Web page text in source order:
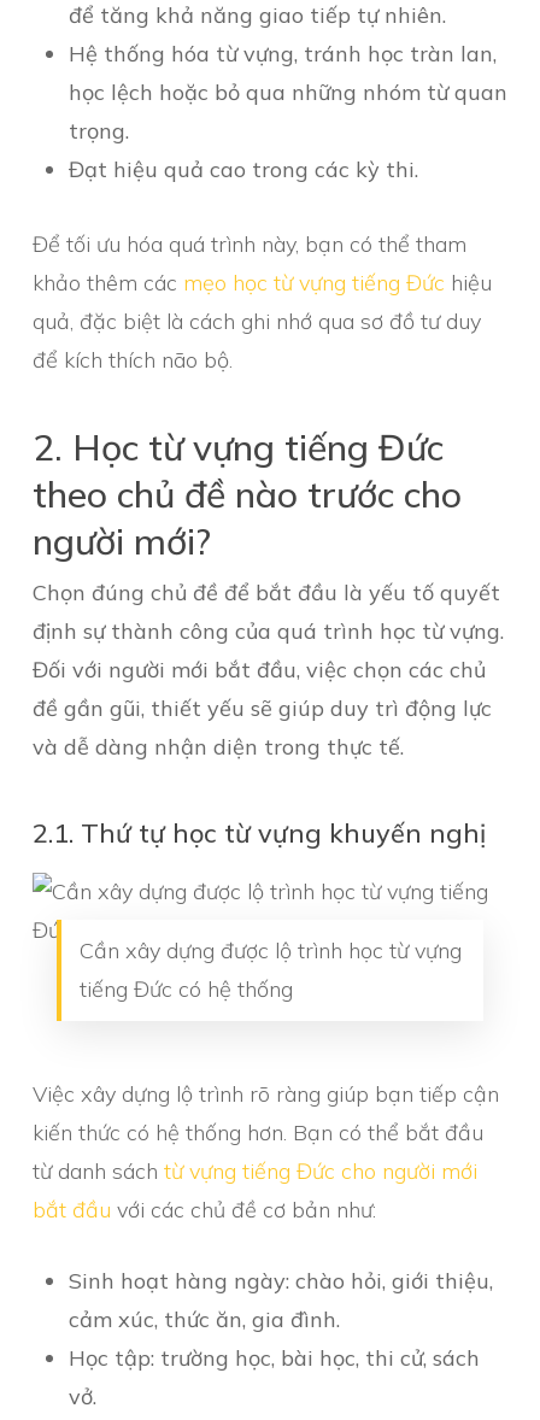
để tăng khả năng giao tiếp tự nhiên.
Hệ thống hóa từ vựng, tránh học tràn lan,
học lệch hoặc bỏ qua những nhóm từ quan
trọng.
Đạt hiệu quả cao trong các kỳ thi.
Để tối ưu hóa quá trình này, bạn có thể tham
khảo thêm các mẹo học từ vựng tiếng Đức hiệu
quả, đặc biệt là cách ghi nhớ qua sơ đồ tư duy
để kích thích não bộ.
2. Học từ vựng tiếng Đức
theo chủ đề nào trước cho
người mới?
Chọn đúng chủ đề để bắt đầu là yếu tố quyết
định sự thành công của quá trình học từ vựng.
Đối với người mới bắt đầu, việc chọn các chủ
đề gần gũi, thiết yếu sẽ giúp duy trì động lực
và dễ dàng nhận diện trong thực tế.
2.1. Thứ tự học từ vựng khuyến nghị
Cần xây dựng được lộ trình học từ vựng
tiếng Đức có hệ thống
Việc xây dựng lộ trình rõ ràng giúp bạn tiếp cận
kiến thức có hệ thống hơn. Bạn có thể bắt đầu
từ danh sách từ vựng tiếng Đức cho người mới
bắt đầu với các chủ đề cơ bản như:
Sinh hoạt hàng ngày: chào hỏi, giới thiệu,
cảm xúc, thức ăn, gia đình.
Học tập: trường học, bài học, thi cử, sách
vở.